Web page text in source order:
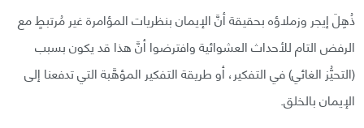
ذُهِلَ إيجر وزملاؤه بحقيقة أنَّ الإيمان بنظريات المؤامرة غير مُرتبطٍ مع
الرفض التام للأحداث العشوائية وافترضوا أنَّ هذا قد يكون بسبب
(التحيُّز الغائي) في التفكير، أو طريقة التفكير المؤهَّبة التي تدفعنا إلى
الإيمان بالخلق.